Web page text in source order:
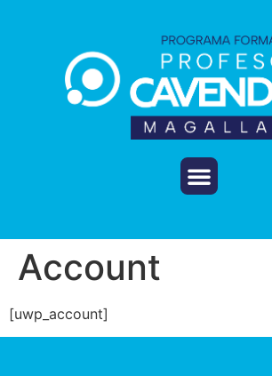
Account
[uwp_account]